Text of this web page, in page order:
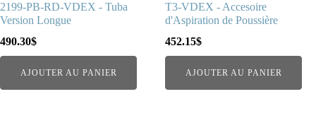
2199-PB-RD-VDEX - Tuba
Version Longue
490.30$
AJOUTER AU PANIER
T3-VDEX - Accesoire
d'Aspiration de Poussière
452.15$
AJOUTER AU PANIER